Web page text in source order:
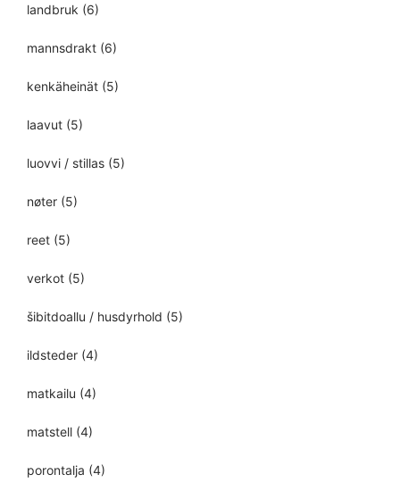
landbruk (6)
mannsdrakt (6)
kenkäheinät (5)
laavut (5)
luovvi / stillas (5)
nøter (5)
reet (5)
verkot (5)
šibitdoallu / husdyrhold (5)
ildsteder (4)
matkailu (4)
matstell (4)
porontalja (4)